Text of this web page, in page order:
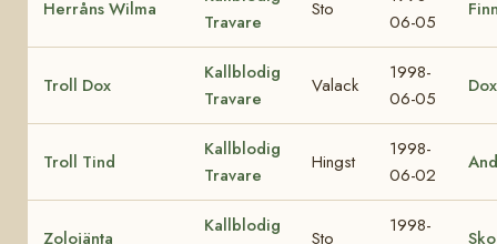
Herråns Wilma
Travare
Sto
06-05
Troll Dox
Kallblodig
Travare
Valack
1998-
06-05
Troll Tind
Kallblodig
Travare
Hingst
1998-
06-02
Zolojänta
Kallblodig
Sto
1998-